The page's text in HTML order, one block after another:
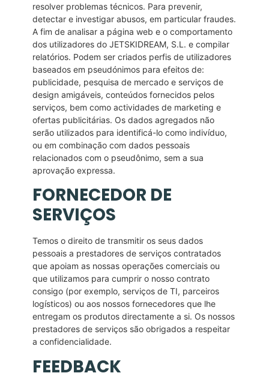
resolver problemas técnicos. Para prevenir,
detectar e investigar abusos, em particular fraudes.
A fim de analisar a página web e o comportamento
dos utilizadores do JETSKIDREAM, S.L. e compilar
relatórios. Podem ser criados perfis de utilizadores
baseados em pseudónimos para efeitos de:
publicidade, pesquisa de mercado e serviços de
design amigáveis, conteúdos fornecidos pelos
serviços, bem como actividades de marketing e
ofertas publicitárias. Os dados agregados não
serão utilizados para identificá-lo como indivíduo,
ou em combinação com dados pessoais
relacionados com o pseudônimo, sem a sua
aprovação expressa.
FORNECEDOR DE
SERVIÇOS
Temos o direito de transmitir os seus dados
pessoais a prestadores de serviços contratados
que apoiam as nossas operações comerciais ou
que utilizamos para cumprir o nosso contrato
consigo (por exemplo, serviços de TI, parceiros
logísticos) ou aos nossos fornecedores que lhe
entregam os produtos directamente a si. Os nossos
prestadores de serviços são obrigados a respeitar
a confidencialidade.
FEEDBACK